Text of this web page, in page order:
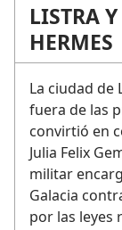
LISTRA
HERMES
La ciudad de
fuera de las
convirtió en
Julia Felix
militar
Galacia
por las leyes